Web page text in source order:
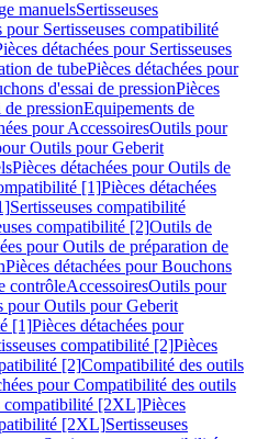
manuelsSertisseuses
pour Sertisseuses compatibilité
détachées pour Sertisseuses
de tubePièces détachées pour
d'essai de pressionPièces
pressionEquipements de
pour AccessoiresOutils pour
Outils pour Geberit
Pièces détachées pour Outils de
[1]Pièces détachées
Sertisseuses compatibilité
compatibilité [2]Outils de
pour Outils de préparation de
Pièces détachées pour Bouchons
contrôleAccessoiresOutils pour
pour Outils pour Geberit
[1]Pièces détachées pour
compatibilité [2]Pièces
[2]Compatibilité des outils
pour Compatibilité des outils
compatibilité [2XL]Pièces
[2XL]Sertisseuses